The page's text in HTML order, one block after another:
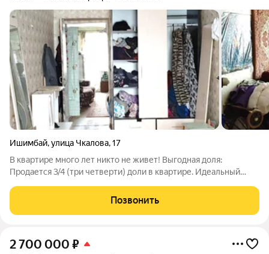
Ишимбай,улица Чкалова,17
В квартире много лет никто не живет! Выгодная доля:
Продается 3/4 (три четверти) доли в квартире. Идеальный
рынок недвижимости или приобрести долю с перспективой
Позвонить
2 700 000 ₽